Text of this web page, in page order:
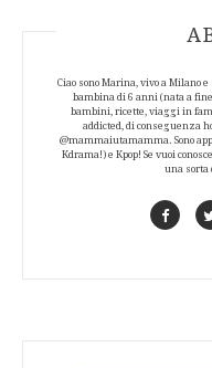
Ciao sono Marina, vivo a Milano
bambina di 6 anni (nata a
bambini, ricette, viaggi in
addicted, di conseguenza
@mammaiutamamma. Sono
Kdrama!) e Kpop! Se vuoi
una sorta